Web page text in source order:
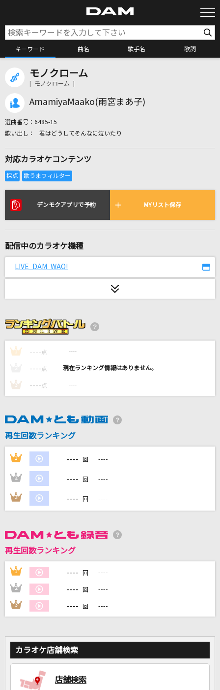
キーワード 曲名 歌手名 歌詞
カラオケ検索
カラオケ店舗検索
リアルタイムで歌われている曲の一覧
Lemon
好きすぎて滅！
オレンジ
川崎鷹也
アイナ・ジ・エンド
2HEARTS
[生音]あの唄はもう唄わないのですか
風
[生音]more than words
羊文学
Ado
[良音]ロマンス
PENICILLIN
モノクローム
[ モノクローム ]
AmamiyaMaako(雨宮まあ子)
選曲番号： 6485-15
君はどうしてそんなに泣いたり
対応カラオケコンテンツ
デンモクアプリで予約 MYリスト保存
配信中のカラオケ機種
LIVE DAM WAO!
1 ---- 点 ----
---- 点 ----
3 ---- 点 ----
再生回数ランキング
1 ---- 回 ----
2 ---- 回 ----
3 ---- 回 ----
再生回数ランキング
1 ---- 回 ----
2 ---- 回 ----
3 ---- 回 ----
カラオケ店舗検索
店舗検索